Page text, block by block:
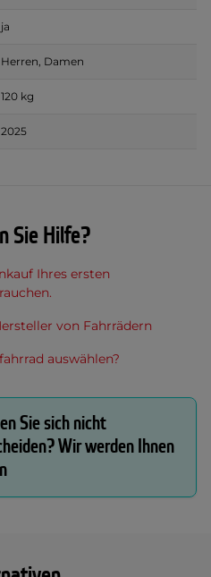
ja
Herren, Damen
120 kg
2025
Sie Hilfe?
Ihres ersten
von Fahrrädern
auswählen?
Sie sich nicht
Wir werden Ihnen